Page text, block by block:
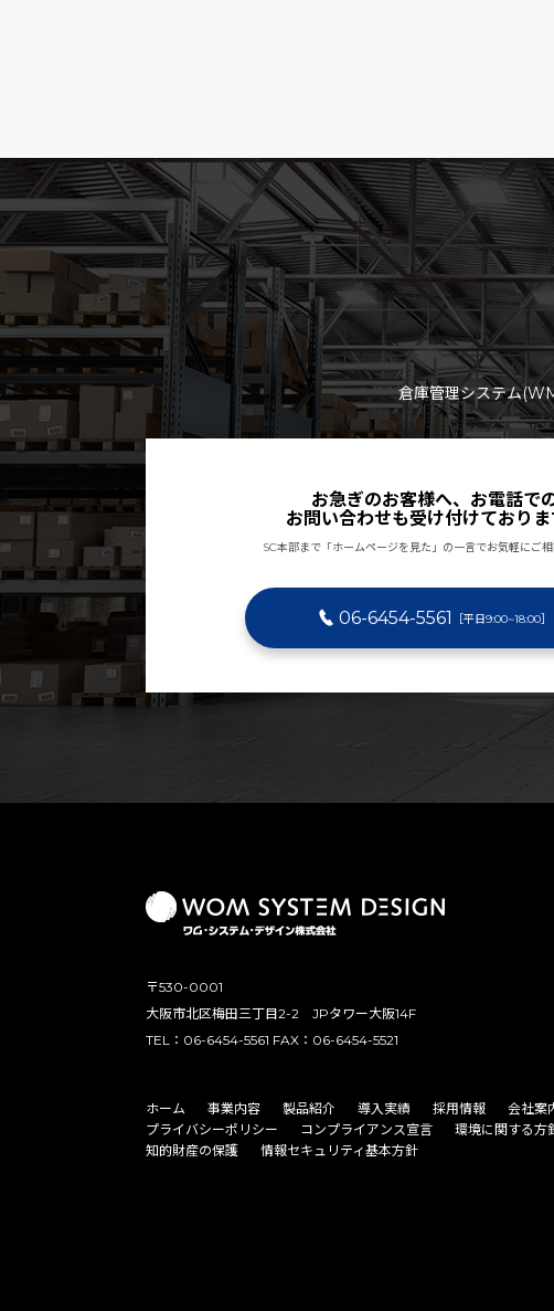
倉庫管理システム
お急ぎのお客様へ、お電話で
お問い合わせも受け付けておりま
SC本部まで「ホームページを見た」の一言でお気軽にご相
06-6454-5561 ［平日9:00~18:00］
〒530-0001
大阪市北区梅田三丁目2-2 JPタワー大阪14F
TEL：06-6454-5561 FAX：06-6454-5521
ホーム 事業内容 製品紹介 導入実績 採用情報
会社案
プライバシーポリシー
コンプライアンス宣言
環境に関する方
知的財産の保護
情報セキュリティ基本方針